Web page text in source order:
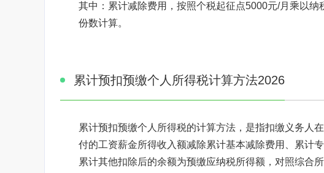
其中：累计减除费用，按照个税起征点5000元/月乘以纳
份数计算。
累计预扣预缴个人所得税计算方法2026
累计预扣预缴个人所得税的计算方法，是指扣缴义务人
付的工资薪金所得收入额减除累计基本减除费用、累计
累计其他扣除后的余额为预缴应纳税所得额，对照综合